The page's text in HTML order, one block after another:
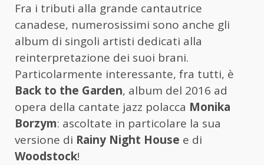
Fra i tributi alla grande cantautrice
canadese, numerosissimi sono anche gli
album di singoli artisti dedicati alla
reinterpretazione dei suoi brani.
Particolarmente interessante, fra tutti, è
Back to the Garden, album del 2016 ad
opera della cantate jazz polacca Monika
Borzym: ascoltate in particolare la sua
versione di Rainy Night House e di
Woodstock!